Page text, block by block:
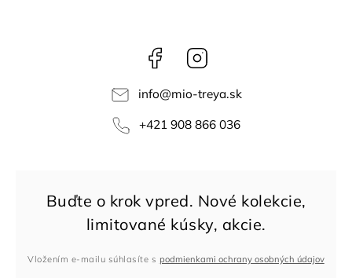
Facebook
info@mio-treya.sk
+421 908 866 036
Vložením e-mailu súhlasíte s podmienkami ochrany osobných údajov